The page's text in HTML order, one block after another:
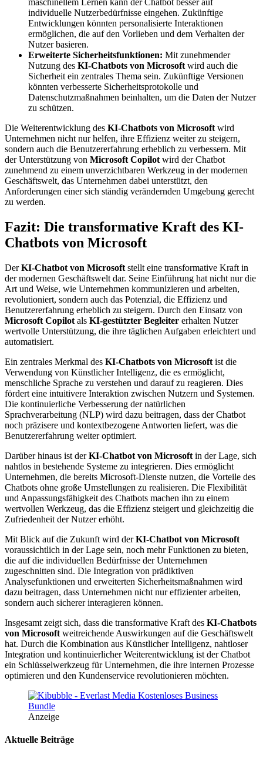
individuelle Nutzerbedürfnisse eingehen. Zukünftige
Entwicklungen könnten personalisierte Interaktionen
ermöglichen, die auf den Vorlieben und dem Verhalten der
Nutzer basieren.
Erweiterte Sicherheitsfunktionen: Mit zunehmender
Nutzung des KI-Chatbots von Microsoft wird auch die
Sicherheit ein zentrales Thema sein. Zukünftige Versionen
könnten verbesserte Sicherheitsprotokolle und
Datenschutzmaßnahmen beinhalten, um die Daten der Nutzer
zu schützen.
Die Weiterentwicklung des KI-Chatbots von Microsoft wird
Unternehmen nicht nur helfen, ihre Effizienz weiter zu steigern,
sondern auch die Benutzererfahrung erheblich zu verbessern. Mit
der Unterstützung von Microsoft Copilot wird der Chatbot
zunehmend zu einem unverzichtbaren Werkzeug in der modernen
Geschäftswelt, das Unternehmen dabei unterstützt, den
Anforderungen einer sich ständig verändernden Umgebung gerecht
zu werden.
Fazit: Die transformative Kraft des KI-
Chatbots von Microsoft
DerKI-Chatbot von Microsoft stellt eine transformative Kraft in
der modernen Geschäftswelt dar. Seine Einführung hat nicht nur die
Art und Weise, wie Unternehmen kommunizieren und arbeiten,
revolutioniert, sondern auch das Potenzial, die Effizienz und
Benutzererfahrung erheblich zu steigern. Durch den Einsatz von
Microsoft Copilot als KI-gestützter Begleiter erhalten Nutzer
wertvolle Unterstützung, die ihre täglichen Aufgaben erleichtert und
automatisiert.
Ein zentrales Merkmal des KI-Chatbots von Microsoft ist die
Verwendung von Künstlicher Intelligenz, die es ermöglicht,
menschliche Sprache zu verstehen und darauf zu reagieren. Dies
fördert eine intuitivere Interaktion zwischen Nutzern und Systemen.
Die kontinuierliche Verbesserung der natürlichen
Sprachverarbeitung (NLP) wird dazu beitragen, dass der Chatbot
noch präzisere und kontextbezogene Antworten liefert, was die
Benutzererfahrung weiter optimiert.
Darüber hinaus ist derKI-Chatbot von Microsoft in der Lage, sich
nahtlos in bestehende Systeme zu integrieren. Dies ermöglicht
Unternehmen, die bereits Microsoft-Dienste nutzen, die Vorteile des
Chatbots ohne große Umstellungen zu realisieren. Die Flexibilität
und Anpassungsfähigkeit des Chatbots machen ihn zu einem
wertvollen Werkzeug, das die Effizienz steigert und gleichzeitig die
Zufriedenheit der Nutzer erhöht.
Mit Blick auf die Zukunft wird derKI-Chatbot von Microsoft
voraussichtlich in der Lage sein, noch mehr Funktionen zu bieten,
die auf die individuellen Bedürfnisse der Unternehmen
zugeschnitten sind. Die Integration von prädiktiven
Analysefunktionen und erweiterten Sicherheitsmaßnahmen wird
dazu beitragen, dass Unternehmen nicht nur effizienter arbeiten,
sondern auch sicherer interagieren können.
Insgesamt zeigt sich, dass die transformative Kraft des KI-Chatbots
von Microsoft weitreichende Auswirkungen auf die Geschäftswelt
hat. Durch die Kombination aus Künstlicher Intelligenz, nahtloser
Integration und kontinuierlicher Weiterentwicklung ist der Chatbot
ein Schlüsselwerkzeug für Unternehmen, die ihre internen Prozesse
optimieren und den Kundenservice revolutionieren möchten.
Anzeige
Aktuelle Beiträge